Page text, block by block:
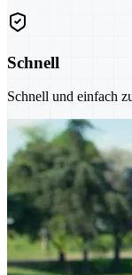
Schnell
Schnell und einfach